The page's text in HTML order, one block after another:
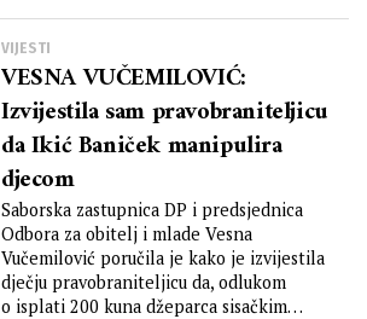
VIJESTI
VESNA VUČEMILOVIĆ:
Izvijestila sam pravobraniteljicu
da Ikić Baniček manipulira
djecom
Saborska zastupnica DP i predsjednica
Odbora za obitelj i mlade Vesna
Vučemilović poručila je kako je izvijestila
dječju pravobraniteljicu da, odlukom
o isplati 200 kuna džeparca sisačkim